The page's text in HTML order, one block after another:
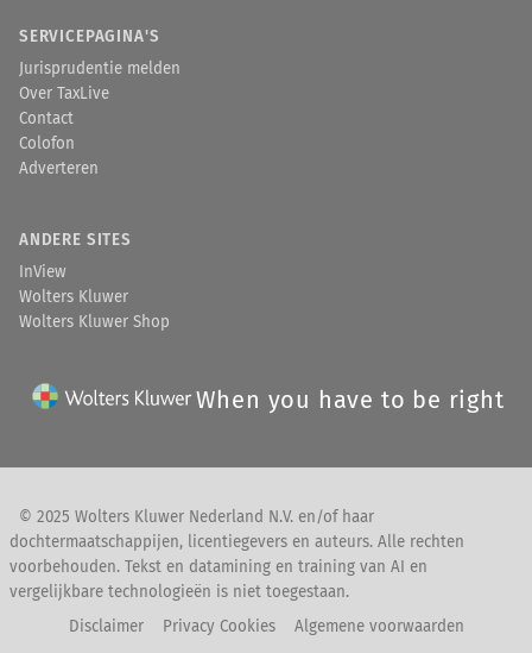
SERVICEPAGINA'S
Jurisprudentie melden
Over TaxLive
Contact
Colofon
Adverteren
ANDERE SITES
InView
Wolters Kluwer
Wolters Kluwer Shop
When you have to be right
© 2025 Wolters Kluwer Nederland N.V. en/of haar
dochtermaatschappijen, licentiegevers en auteurs. Alle rechten
voorbehouden. Tekst en datamining en training van AI en
vergelijkbare technologieën is niet toegestaan.
Disclaimer
Privacy Cookies Algemene voorwaarden